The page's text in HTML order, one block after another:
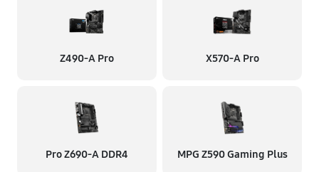
Z490-A Pro X570-A Pro
Pro Z690-A DDR4 MPG Z590 Gaming Plus